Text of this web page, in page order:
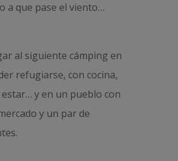
a que pase el viento…
al siguiente cámping en
refugiarse, con cocina,
y en un pueblo con
y un par de